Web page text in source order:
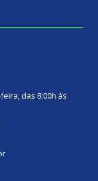
das 8:00h às